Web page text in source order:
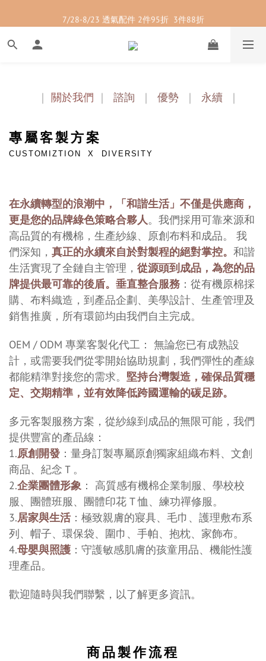
7/28-8/23 紳士內著 2件9折
7/28-8/23 透氣配件 2件95折  3件88折
7/28-8/23 紳士內著 2件9折
｜ 關於我們 ｜ 諮詢 ｜ 優勢 ｜ 永續 ｜
專屬客製方案
CUSTOMIZTION X DIVERSITY
在永續轉型的浪潮中，「和諧生活」不僅是供應商，
更是您的品牌綠色策略合夥人。我們採用可靠來源和
高品質的有機棉，生產紗線、 原創布料和成品。 我
們深知， 真正的永續來自於對製程的絕對掌控。 和諧
生活實現了全鏈自主管理， 從源頭到成品，為您的品
牌提供最可靠的後盾。垂直整合服務 ：從有機原棉採
購、布料織造，到產品企劃、美學設計、生產管理及
銷售推廣，所有環節均由我們自主完成。
OEM / ODM 專業客製化代工： 無論您已有成熟設
計，或需要我們從零開始協助規劃，我們彈性的產線
都能精準對接您的需求。 堅持台灣製造，確保品質穩
定、交期精準，並有效降低跨國運輸的碳足跡。
多元客製服務方案，從紗線到成品的無限可能，我們
提供豐富的產品線：
1.原創開發 ：量身訂製專屬原創獨家組織布料、文創
商品、紀念Ｔ。
2.企業團體形象 ： 高質感有機棉企業制服、學校校
服、團體班服、團體印花 T 恤、練功禪修服。
3.居家與生活：極致親膚的寢具、毛巾、護理敷布系
列、帽子、環保袋、圍巾、手帕、抱枕、家飾布。
4.母嬰與照護 ：守護敏感肌膚的孩童用品、機能性護
理產品。
歡迎隨時與我們聯繫，以了解更多資訊。
商品製作流程